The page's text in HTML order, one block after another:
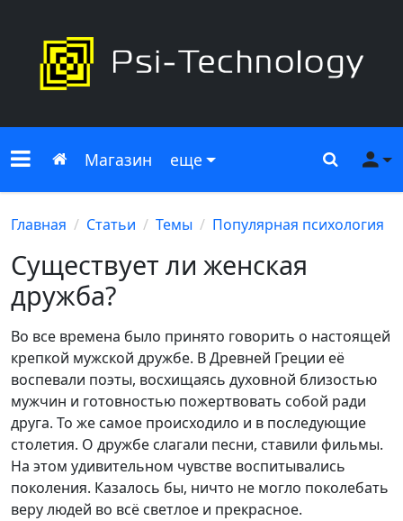
Меню сайта
Главная
Магазин еще Поиск
Главная Статьи Темы Популярная психология
Существует ли женская
дружба?
Во все времена было принято говорить о настоящей
крепкой мужской дружбе. В Древней Греции её
воспевали поэты, восхищаясь духовной близостью
мужчин и готовностью пожертвовать собой ради
друга. То же самое происходило и в последующие
столетия. О дружбе слагали песни, ставили фильмы.
На этом удивительном чувстве воспитывались
поколения. Казалось бы, ничто не могло поколебать
веру людей во всё светлое и прекрасное.